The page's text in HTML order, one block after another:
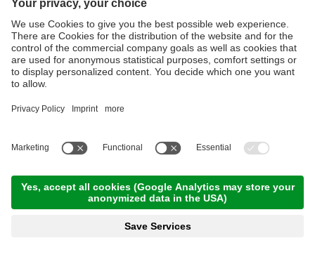
AREA TRADE
DE EN